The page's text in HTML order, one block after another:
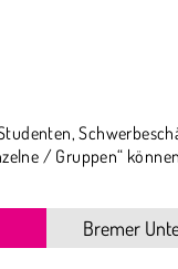
/ Gruppen“